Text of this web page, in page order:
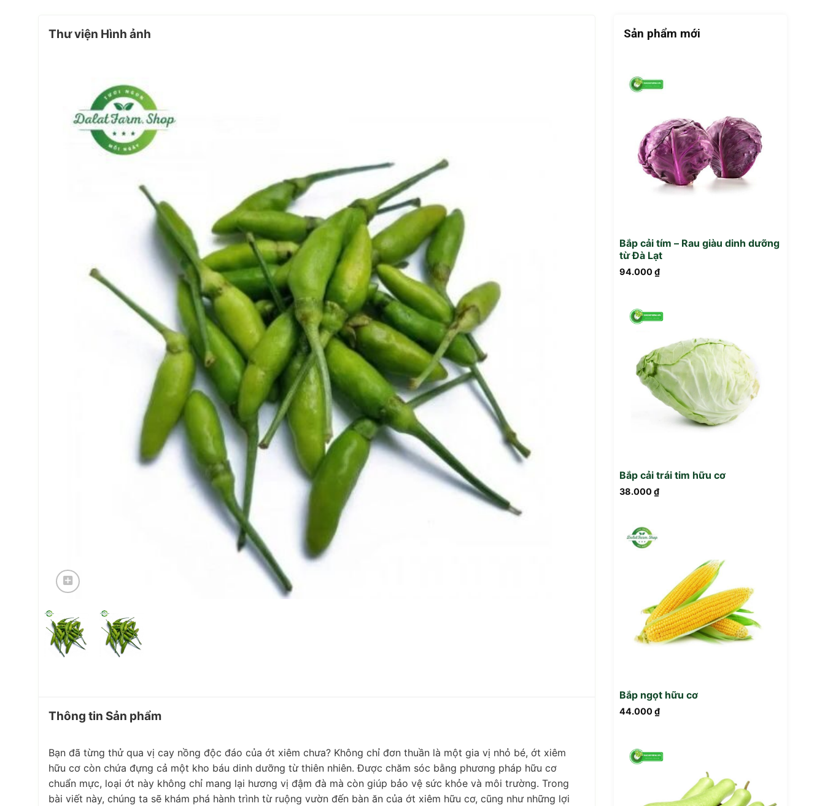
Thư viện Hình ảnh
Thông tin Sản phẩm
Bạn đã từng thử qua vị cay nồng độc đáo của ớt xiêm chưa? Không chỉ đơn thuần là một gia vị nhỏ bé, ớt xiêm
hữu cơ còn chứa đựng cả một kho báu dinh dưỡng từ thiên nhiên. Được chăm sóc bằng phương pháp hữu cơ
chuẩn mực, loại ớt này không chỉ mang lại hương vị đậm đà mà còn giúp bảo vệ sức khỏe và môi trường. Trong
bài viết này, chúng ta sẽ khám phá hành trình từ ruộng vườn đến bàn ăn của ớt xiêm hữu cơ, cũng như những lợi
Sản phẩm mới
Bắp cải tím – Rau giàu dinh dưỡng
từ Đà Lạt
94.000₫
Bắp cải trái tim hữu cơ
38.000₫
Bắp ngọt hữu cơ
44.000₫